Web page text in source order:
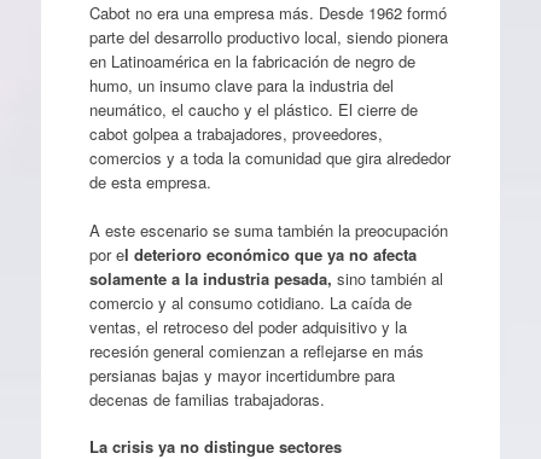
Cabot no era una empresa más. Desde 1962 formó
parte del desarrollo productivo local, siendo pionera
en Latinoamérica en la fabricación de negro de
humo, un insumo clave para la industria del
neumático, el caucho y el plástico. El cierre de
cabot golpea a trabajadores, proveedores,
comercios y a toda la comunidad que gira alrededor
de esta empresa.
A este escenario se suma también la preocupación
por el deterioro económico que ya no afecta
solamente a la industria pesada, sino también al
comercio y al consumo cotidiano. La caída de
ventas, el retroceso del poder adquisitivo y la
recesión general comienzan a reflejarse en más
persianas bajas y mayor incertidumbre para
decenas de familias trabajadoras.
La crisis ya no distingue sectores